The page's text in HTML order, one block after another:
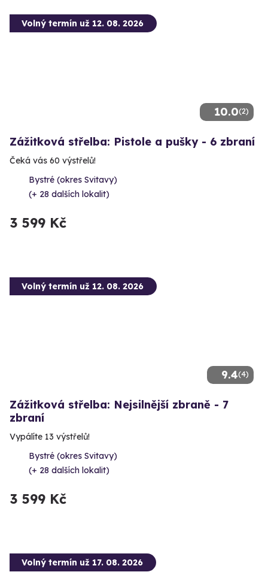
10.0(2)
Volný termín už 12. 08. 2026
Zážitková střelba: Pistole a pušky - 6 zbraní
Čeká vás 60 výstřelů!
Bystré (okres Svitavy)
(+ 28 dalších lokalit)
3 599 Kč
9.4(4)
Volný termín už 12. 08. 2026
Zážitková střelba: Nejsilnější zbraně - 7
zbraní
Vypálíte 13 výstřelů!
Bystré (okres Svitavy)
(+ 28 dalších lokalit)
3 599 Kč
Volný termín už 17. 08. 2026